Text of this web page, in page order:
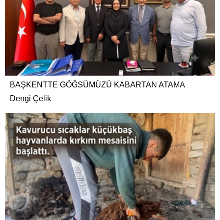
BAŞKENTTE GÖĞSÜMÜZÜ KABARTAN ATAMA
Dengi Çelik